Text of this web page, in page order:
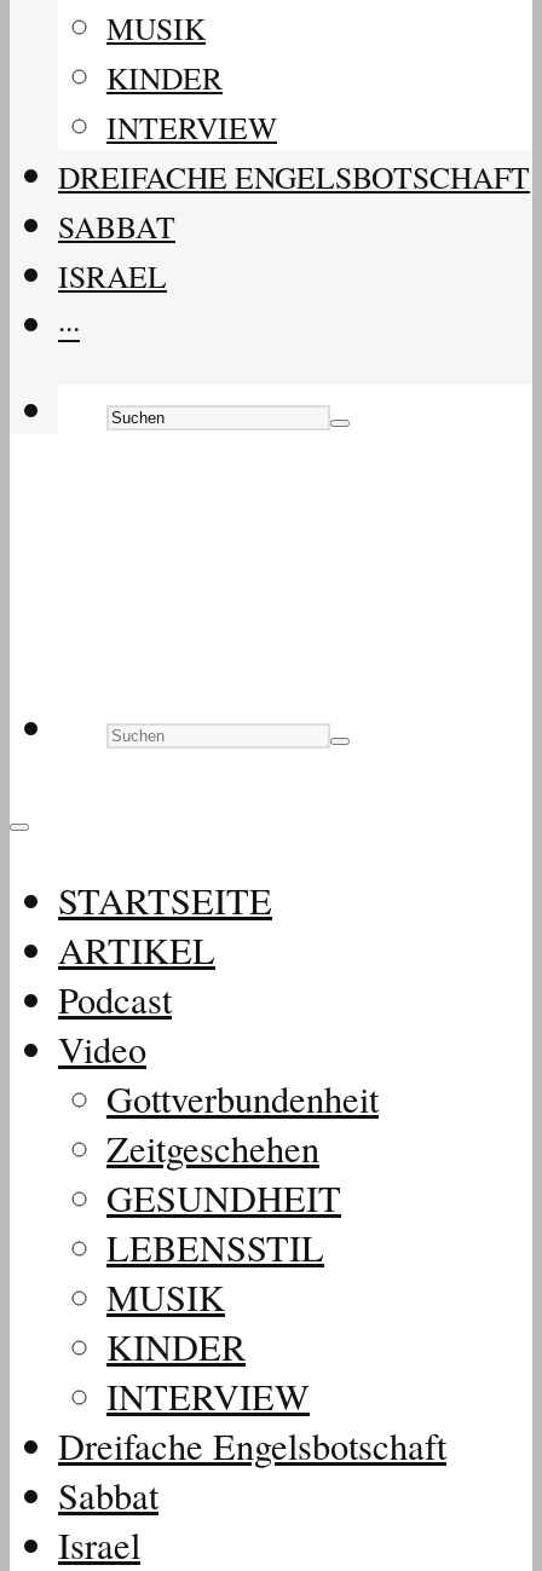
MUSIK
KINDER
INTERVIEW
DREIFACHE ENGELSBOTSCHAFT
SABBAT
ISRAEL
···
STARTSEITE
ARTIKEL
Podcast
Video
Gottverbundenheit
Zeitgeschehen
GESUNDHEIT
LEBENSSTIL
MUSIK
KINDER
INTERVIEW
Dreifache Engelsbotschaft
Sabbat
Israel